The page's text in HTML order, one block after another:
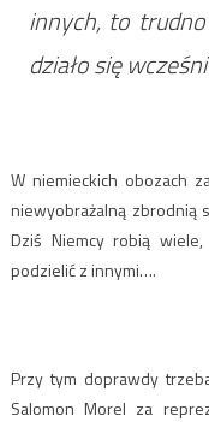
innych, to
działo się
W niemieckich obozach
niewyobrażalną zbrodnią
Dziś Niemcy robią
podzielić z innymi….
Przy tym doprawdy
Salomon Morel za